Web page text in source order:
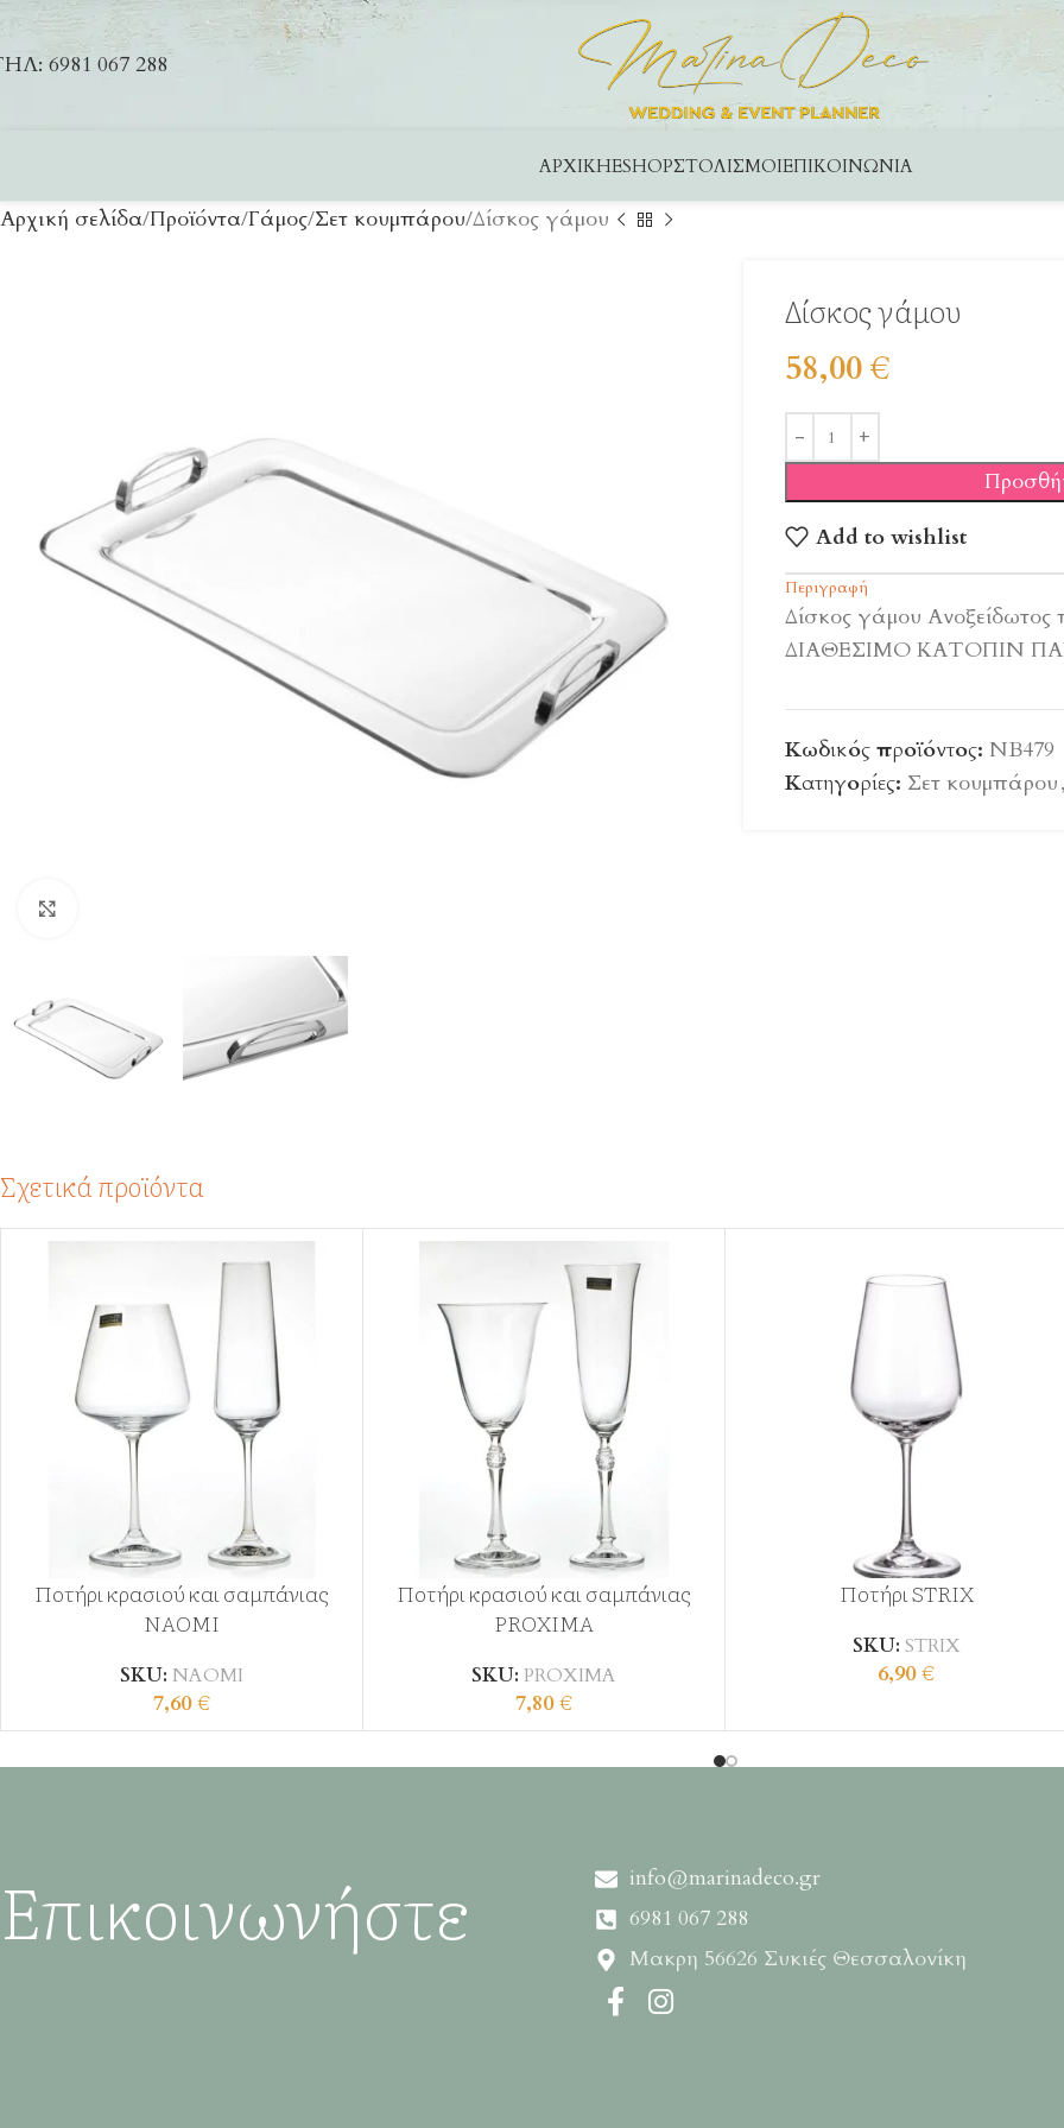
6981 067 288
ΑΡΧΙΚΉESHOPΣΤΟΛΙΣΜΟΊΕΠΙΚΟΙΝΩΝΊΑ
Αρχική σελίδα Προϊόντα Γάμος Σετ κουμπάρου Δίσκος γάμου
Δίσκος γάμου
58,00€
Add to wishlist
Περιγραφή
Δίσκος γάμου
ΔΙΑΘΕΣΙΜΟ ΚΑΤΟΠΙΝ
Κωδικός προϊόντος: ΝΒ479
Κατηγορίες: Σετ κουμπάρου,
Σχετικά προϊόντα
Ποτήρι κρασιού και σαμπάνιας
NAOMI
SKU: NAOMI
7,60€
Ποτήρι κρασιού και σαμπάνιας
PROXIMA
SKU: PROXIMA
7,80€
Ποτήρι STRIX
SKU: STRIX
6,90€
Επικοινωνήστε
info@marinadeco.gr
6981 067 288
Μακρη 56626 Συκιές Θεσσαλονίκη